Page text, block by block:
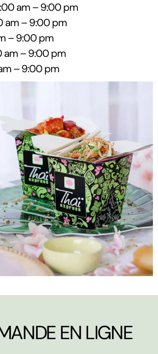
am – 9:00 pm
am – 9:00 pm
– 9:00 pm
am – 9:00 pm
– 9:00 pm
EN LIGNE